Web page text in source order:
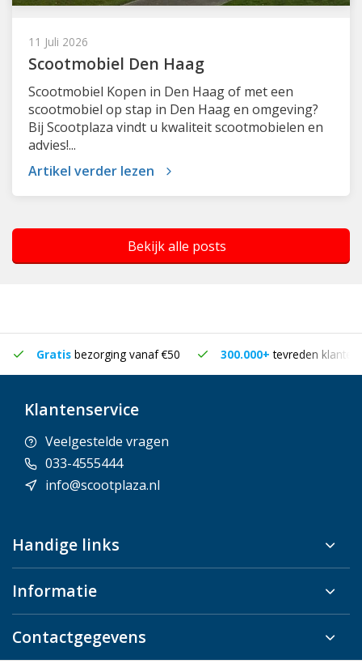
11 Juli 2026
Scootmobiel Den Haag
Scootmobiel Kopen in Den Haag of met een
scootmobiel op stap in Den Haag en omgeving?
Bij Scootplaza vindt u kwaliteit scootmobielen en
advies!...
Artikel verder lezen
Bekijk alle posts
Gratis bezorging vanaf €50 300.000+tevreden klanten
Klantenservice
Veelgestelde vragen
033-4555444
info@scootplaza.nl
Handige links
Informatie
Contactgegevens